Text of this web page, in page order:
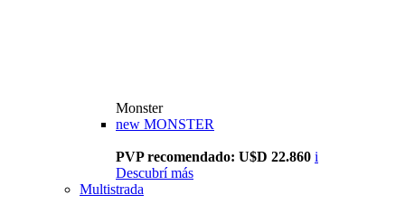
Monster
new MONSTER
PVP recomendado: U$D 22.860 i
Descubrí más
Multistrada